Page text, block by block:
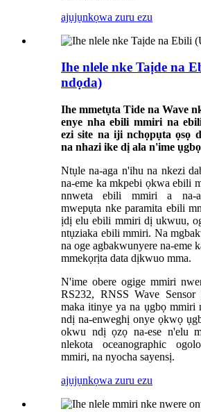
ajụjụnkọwa zuru ezu
Ihe nlele nke Taịde na
ndọda)
Ihe mmetụta Tide na Wave
enye nha ebili mmiri na
ezi site na iji nchọpụta ọsọ
na nhazi ike dị ala n'ime
Ntụle na-aga n'ihu na nkezi
na-eme ka mkpebi ọkwa ebili
nnweta ebili mmiri a na-
mwepụta nke paramita ebili
ịdị elu ebili mmiri dị ukwuu,
ntụziaka ebili mmiri. Na
na oge agbakwunyere na-eme
mmekọrịta data dịkwuo mma.
N'ime obere ogige mmiri
RS232, RNSS Wave Sensor
maka itinye ya na ụgbọ mmiri
ndị na-enweghị onye ọkwọ
okwu ndị ọzọ na-ese n'elu
nlekota oceanographic
mmiri, na nyocha sayensị.
ajụjụnkọwa zuru ezu